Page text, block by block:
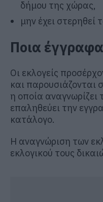
δήμου της χώρας,
μην έχει στερηθεί
Ποια
Οι εκλογείς
και παρουσιάζονται
η οποία
επαληθεύει την
κατάλογο.
Η αναγνώριση των
εκλογικού τους